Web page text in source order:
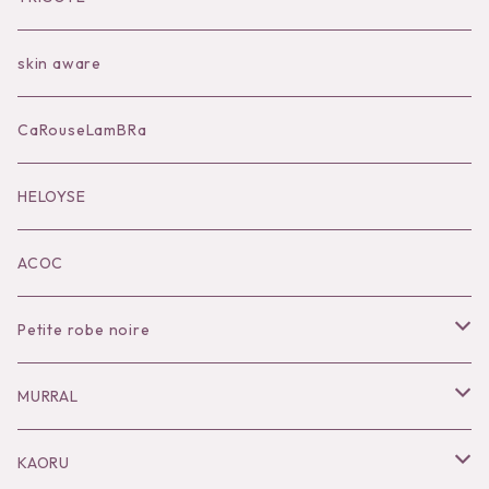
Bag
Accessories
Black series
KOKO別注
skin aware
CaRouseLamBRa
HELOYSE
ACOC
Petite robe noire
Necklace
Pierce
MURRAL
Outer
KAORU